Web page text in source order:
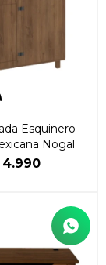
Esquinero -
Nogal
4.990